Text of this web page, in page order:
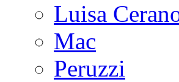
Luisa
Mac
Peruzzi